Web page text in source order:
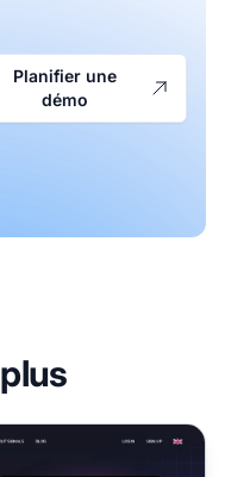
Planifier une
démo